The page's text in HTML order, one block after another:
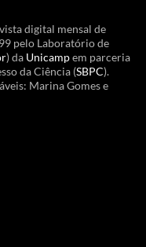
digital mensal de
pelo Laboratório de
) da Unicampem parceria
da Ciência (SBPC).
Marina Gomes e